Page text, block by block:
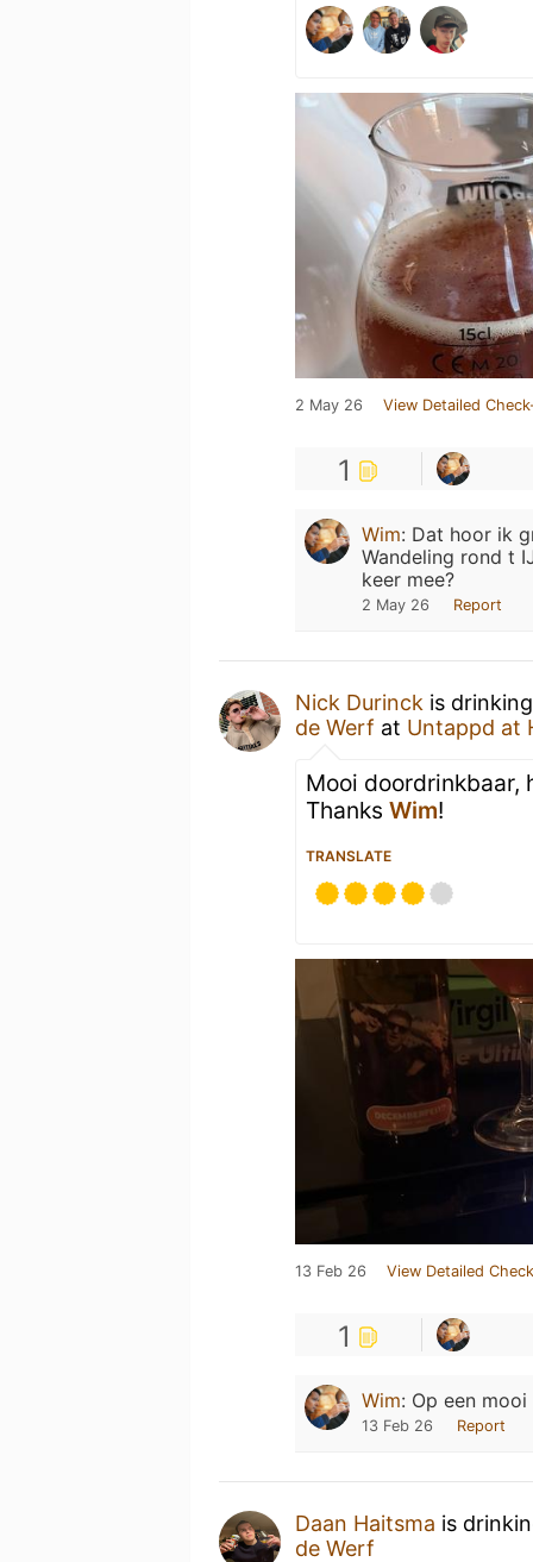
2 May 26 View Detailed
1
Wim: Dat hoor ik
Wandeling rond t
keer mee?
2 May 26 Report
Nick Durinck is
de Werf at Untappd at
Mooi doordrinkbaar,
Thanks Wim!
TRANSLATE
13 Feb 26 View Detailed
1
Wim: Op een
13 Feb 26 Report
Daan Haitsma is
de Werf